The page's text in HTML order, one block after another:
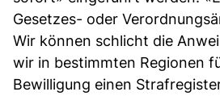
Gesetzes- oder
Wir können schlicht die
wir in bestimmten Regionen
Bewilligung einen